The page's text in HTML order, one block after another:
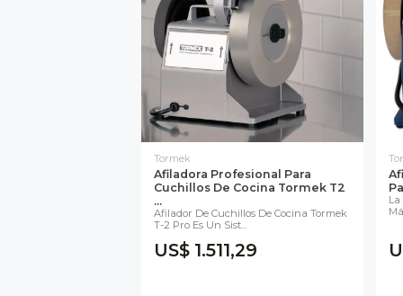
Tormek
Afiladora Profesional Para
Cuchillos De Cocina Tormek T2
...
Afilador De Cuchillos De Cocina Tormek
T-2 Pro Es Un Sist...
US$ 1.511,29